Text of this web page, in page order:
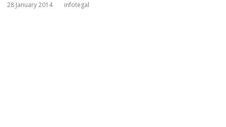
28 January 2014 infotegal